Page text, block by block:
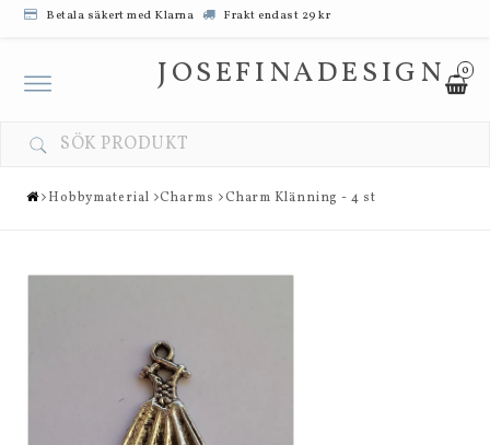
Betala säkert med Klarna Frakt endast 29 kr
JOSEFINADESIGN 0
Toggle
navigation
Hobbymaterial Charms Charm Klänning - 4 st